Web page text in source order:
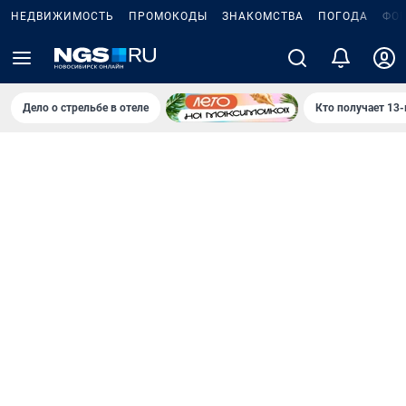
НЕДВИЖИМОСТЬ ПРОМОКОДЫ ЗНАКОМСТВА ПОГОДА
Дело о стрельбе в отеле Кто получает